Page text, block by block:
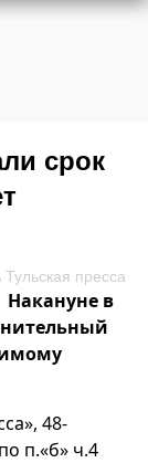
срок
пресса
в
48-
п.«б» ч.4